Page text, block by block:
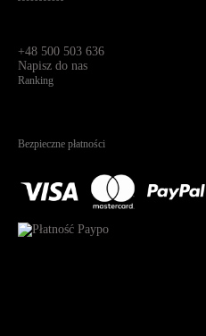
+48 500 503 636
Napisz do nas
Ranking
Bezpieczne płatności